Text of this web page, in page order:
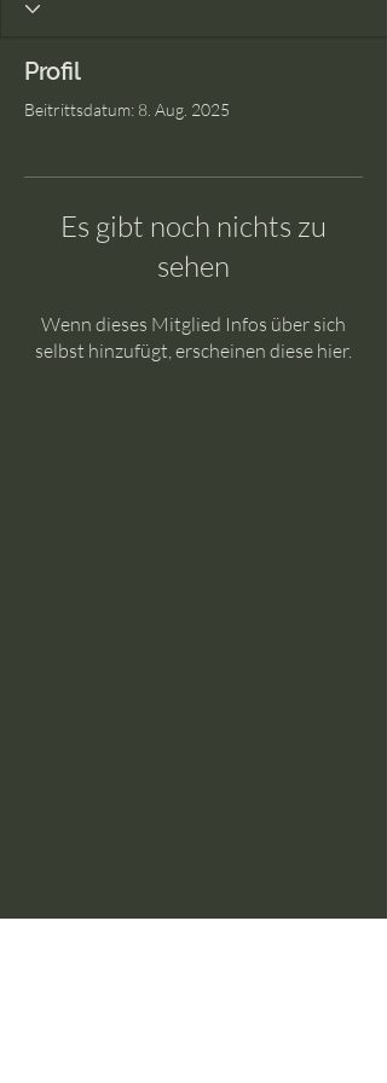
Profil
Beitrittsdatum: 8. Aug. 2025
Es gibt noch nichts zu
sehen
Wenn dieses Mitglied Infos über sich
selbst hinzufügt, erscheinen diese hier.